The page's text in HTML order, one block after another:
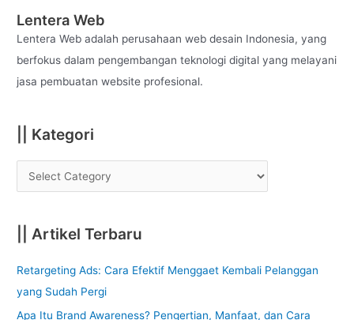
c
h
f
o
Lentera Web
Lentera Web adalah perusahaan web desain Indonesia, yang
berfokus dalam pengembangan teknologi digital yang melayani
jasa pembuatan website profesional.
|| Kategori
|| Artikel Terbaru
Retargeting Ads: Cara Efektif Menggaet Kembali Pelanggan
yang Sudah Pergi
Apa Itu Brand Awareness? Pengertian, Manfaat, dan Cara